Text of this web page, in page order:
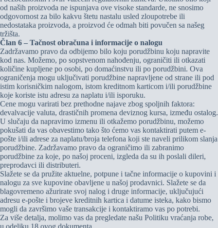
od naših proizvoda ne ispunjava ove visoke standarde, ne snosimo
odgovornost za bilo kakvu štetu nastalu usled zloupotrebe ili
nedostataka proizvoda, a proizvod će odmah biti povučen sa našeg
tržišta.
Član 6 – Tačnost obračuna i informacije o nalogu
Zadržavamo pravo da odbijemo bilo koju porudžbinu koju napravite
kod nas. Možemo, po sopstvenom nahođenju, ograničiti ili otkazati
količine kupljene po osobi, po domaćinstvu ili po porudžbini. Ova
ograničenja mogu uključivati porudžbine napravljene od strane ili pod
istim korisničkim nalogom, istom kreditnom karticom i/ili porudžbine
koje koriste istu adresu za naplatu i/ili isporuku.
Cene mogu varirati bez prethodne najave zbog spoljnih faktora:
devalvacije valuta, drastičnih promena deviznog kursa, između ostalog.
U slučaju da napravimo izmenu ili otkažemo porudžbinu, možemo
pokušati da vas obavestimo tako što ćemo vas kontaktirati putem e-
pošte i/ili adrese za naplatu/broja telefona koji ste naveli prilikom slanja
porudžbine. Zadržavamo pravo da ograničimo ili zabranimo
porudžbine za koje, po našoj proceni, izgleda da su ih poslali dileri,
preprodavci ili distributeri.
Slažete se da pružite aktuelne, potpune i tačne informacije o kupovini i
nalogu za sve kupovine obavljene u našoj prodavnici. Slažete se da
blagovremeno ažurirate svoj nalog i druge informacije, uključujući
adresu e-pošte i brojeve kreditnih kartica i datume isteka, kako bismo
mogli da završimo vaše transakcije i kontaktiramo vas po potrebi.
Za više detalja, molimo vas da pregledate našu Politiku vraćanja robe,